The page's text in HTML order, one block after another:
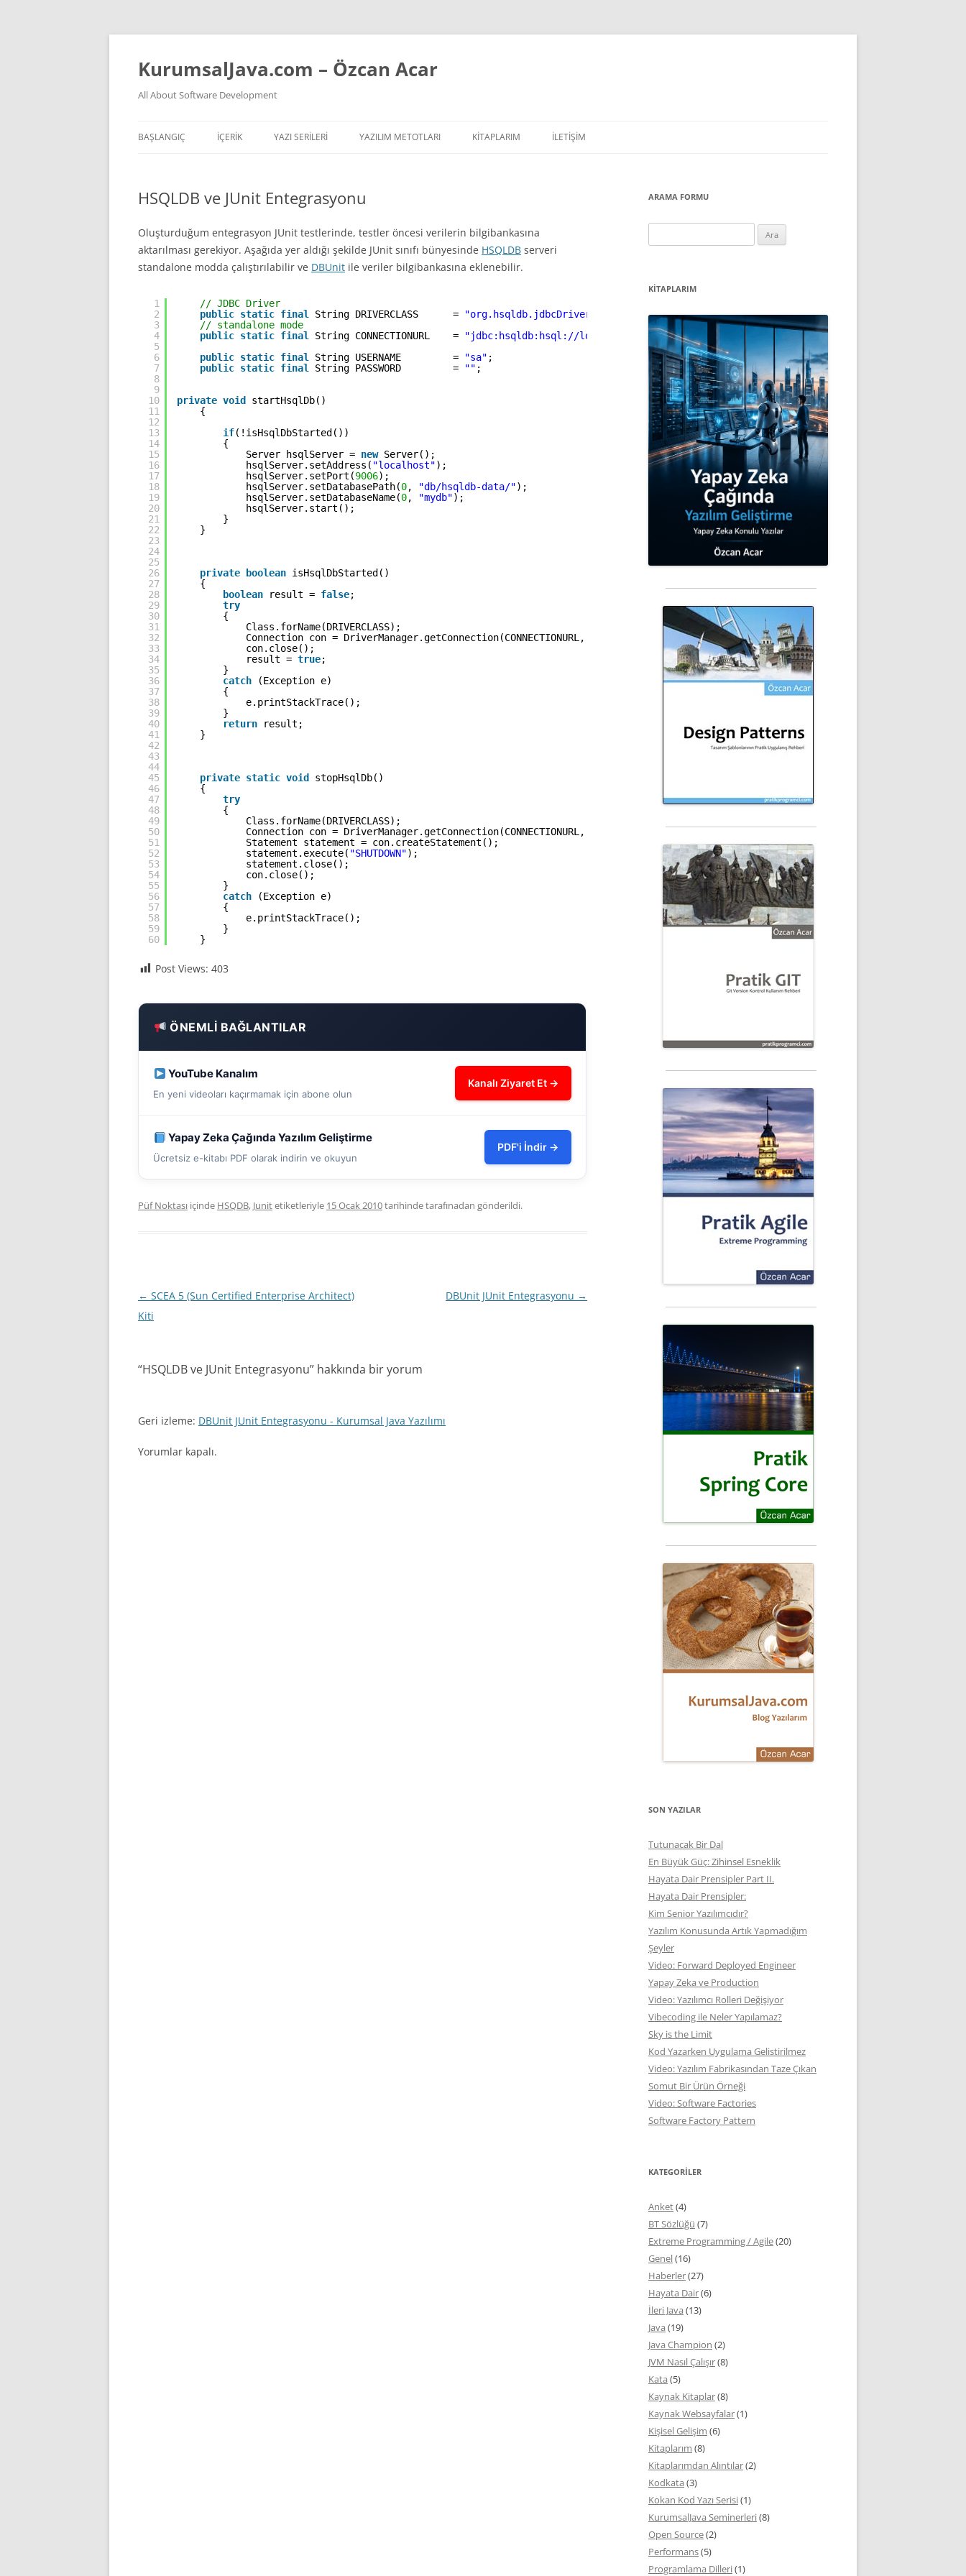
İçeriğe
KurumsalJava.com – Özcan Acar
All About Software Development
BAŞLANGIÇ İÇERİK
YAPAY ZEKA VIDEOLARI
YAPAY ZEKA KONULU YAZILAR
YAZILIM HAKKINDA GENEL
DÜŞÜNCELER
JAVA
İLERI JAVA
MAKALELER
SÖYLEŞILER
KIŞISEL GELIŞIM
SPRING ÇATISI
YAZI SERILERI
TEMEL PRENSIPLER YAZI SERISI
KOKAN KOD YAZI SERISI
YAZILIM METOTLARI
TASARIM PRENSIPLERI
TASARIM ŞABLONLARI
YAZILIM MIMARISI
TEST DRIVEN DEVELOPMENT (TDD)
KITAPLARIM İLETİŞİM
HSQLDB ve JUnit Entegrasyonu
Oluşturduğum entegrasyon JUnit testlerinde, testler öncesi verilerin bilgibankasına
aktarılması gerekiyor. Aşağıda yer aldığı şekilde JUnit sınıfı bünyesinde HSQLDB serveri
standalone modda çalıştırılabilir ve DBUnit ile veriler bilgibankasına eklenebilir.
1
2
3
4
5
6
7
8
9
10
11
12
13
14
15
16
17
18
19
20
21
22
23
24
25
26
27
28
29
30
31
32
33
34
35
36
37
38
39
40
41
42
43
44
45
46
47
48
49
50
51
52
53
54
55
56
57
58
59
60
// JDBC Driver
public static final String DRIVERCLASS      = "org.hsqldb.jdbcDriver"
// standalone mode
public static final String CONNECTIONURL    = "jdbc:hsqldb:hsql://localhost:9006/mydb"
public static final String USERNAME         = "sa" ;
public static final String PASSWORD         = "" ;
private void
startHsqlDb()
{
if(!isHsqlDbStarted())
{
Server hsqlServer = new Server();
hsqlServer.setAddress( "localhost");
hsqlServer.setPort(9006);
hsqlServer.setDatabasePath(0, "db/hsqldb-data/");
hsqlServer.setDatabaseName(0, "mydb");
hsqlServer.start();
}
}
private boolean isHsqlDbStarted()
{
boolean
result = false;
try
{
Class.forName(DRIVERCLASS);
Connection con = DriverManager.getConnection(CONNECTIONURL, USERNAME, PASSWORD);
con.close();
result = true;
}
catch
(Exception e)
{
e.printStackTrace();
}
return
result;
}
private static void
stopHsqlDb()
{
try
{
Class.forName(DRIVERCLASS);
Connection con = DriverManager.getConnection(CONNECTIONURL, USERNAME, PASSWORD);
Statement statement = con.createStatement();
statement.execute( "SHUTDOWN");
statement.close();
con.close();
}
catch
(Exception e)
{
e.printStackTrace();
}
}
Post Views: 403
ÖNEMLI BAĞLANTILAR
YouTube Kanalım
En yeni videoları kaçırmamak için abone olun
Kanalı Ziyaret Et →
Yapay Zeka Çağında Yazılım Geliştirme
Ücretsiz e-kitabı PDF olarak indirin ve okuyun
PDF'i İndir →
Püf Noktası içinde HSQDB, Junitetiketleriyle 15 Ocak 2010tarihindetarafınadan gönderildi.
Yazı
dolaşımı
← SCEA 5 (Sun Certified Enterprise Architect)
Kiti
DBUnit JUnit Entegrasyonu →
“HSQLDB ve JUnit Entegrasyonu” hakkında bir yorum
Geri izleme: DBUnit JUnit Entegrasyonu - Kurumsal Java Yazılımı
Yorumlar kapalı.
ARAMA FORMU
KITAPLARIM
SON YAZILAR
Tutunacak Bir Dal
En Büyük Güç: Zihinsel Esneklik
Hayata Dair Prensipler Part II.
Hayata Dair Prensipler:
Kim Senior Yazılımcıdır?
Yazılım Konusunda Artık Yapmadığım
Şeyler
Video: Forward Deployed Engineer
Yapay Zeka ve Production
Video: Yazılımcı Rolleri Değişiyor
Vibecoding ile Neler Yapılamaz?
Sky is the Limit
Kod Yazarken Uygulama Gelistirilmez
Video: Yazılım Fabrikasından Taze Çıkan
Somut Bir Ürün Örneği
Video: Software Factories
Software Factory Pattern
KATEGORILER
Anket(4)
BT Sözlüğü (7)
Extreme Programming / Agile(20)
Genel(16)
Haberler(27)
Hayata Dair(6)
İleri Java (13)
Java (19)
Java Champion (2)
JVM Nasıl Çalışır(8)
Kata (5)
Kaynak Kitaplar(8)
Kaynak Websayfalar(1)
Kişisel Gelişim (6)
Kitaplarım (8)
Kitaplarımdan Alıntılar(2)
Kodkata (3)
Kokan Kod Yazı Serisi(1)
KurumsalJava Seminerleri(8)
Open Source(2)
Performans(5)
Programlama Dilleri(1)